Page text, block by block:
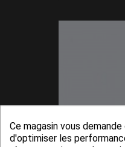
Ce magasin vous
d'optimiser les